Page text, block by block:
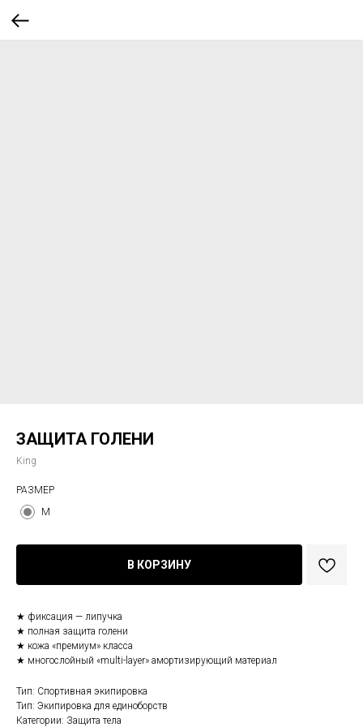
ЗАЩИТА ГОЛЕНИ
King
РАЗМЕР
M
В КОРЗИНУ
★ фиксация — липучка
★ полная защита голени
★ кожа «премиум» класса
★ многослойный «multi-layer» амортизирующий материал
Тип: Спортивная экипировка
Тип: Экипировка для единоборств
Категории: Защита тела